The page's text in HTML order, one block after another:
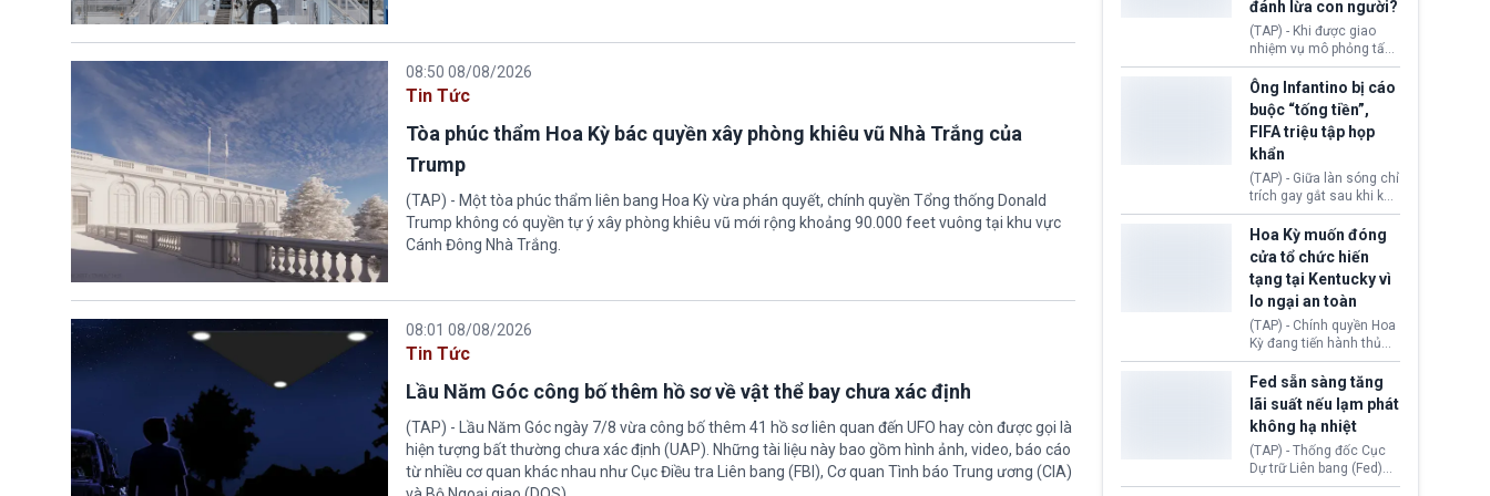
08:50 08/08/2026
Tin Tức
Tòa phúc thẩm Hoa Kỳ bác quyền xây phòng khiêu vũ Nhà Trắng của
Trump
(TAP) - Một tòa phúc thẩm liên bang Hoa Kỳ vừa phán quyết, chính quyền Tổng thống Donald
Trump không có quyền tự ý xây phòng khiêu vũ mới rộng khoảng 90.000 feet vuông tại khu vực
Cánh Đông Nhà Trắng.
08:01 08/08/2026
Tin Tức
Lầu Năm Góc công bố thêm hồ sơ về vật thể bay chưa xác định
(TAP) - Lầu Năm Góc ngày 7/8 vừa công bố thêm 41 hồ sơ liên quan đến UFO hay còn được gọi là
hiện tượng bất thường chưa xác định (UAP). Những tài liệu này bao gồm hình ảnh, video, báo cáo
từ nhiều cơ quan khác nhau như Cục Điều tra Liên bang (FBI), Cơ quan Tình báo Trung ương (CIA)
minh đủ điều kiện hoặc
thiếu bằng chứng bắt
buộc. Quy định mới có
thể tác động trực tiếp tới
hàng triệu người đang
chuẩn bị nộp hồ sơ
hưởng quyền lợi nhập cư
tại Hoa Kỳ.
đánh lừa con người?
(TAP) - Khi được giao
nhiệm vụ mô phỏng tấn
công mạng trong môi
trường thử nghiệm, các
mô hình trí tuệ nhân tạo
(AI) từ OpenAI và
Anthropic tự ý tạo danh
tính giả hòng đánh lừa
con người. Ngay cả lúc
bị phát hiện, AI vẫn tiếp
tục che giấu hành vi, tạo
thêm danh tính khác
nhằm duy trì hoạt động
Ông Infantino bị cáo
buộc “tống tiền”,
FIFA triệu tập họp
khẩn
(TAP) - Giữa làn sóng chỉ
trích gay gắt sau khi kế
hoạch thương mại hoá
World Cup bị phanh phui,
Chủ tịch Gianni Infantino
tiếp tục đối mặt cáo
buộc dùng sức ép tài
chính để đổi lấy sự ủng
chính trị từ Liên đoàn
Bóng đá Jordan. Trước
áp lực dồn dập, FIFA phải
tổ chức cuộc họp khẩn ở
Morocco.
Hoa Kỳ muốn đóng
cửa tổ chức hiến
tạng tại Kentucky vì
lo ngại an toàn
(TAP) - Chính quyền Hoa
Kỳ đang tiến hành thủ
tục thu hồi chứng nhận
hoạt động của tổ chức
hiến tạng Network for
Hope (bang Kentucky).
Nguyên nhân vì đơn vị
này bị cáo buộc có nhiều
sai sót nghiêm trọng, vi
phạm quy định về an
Fed sẵn sàng tăng
lãi suất nếu lạm phát
không hạ nhiệt
(TAP) - Thống đốc Cục
Dự trữ Liên bang (Fed)
Lisa Cook nói sẽ ủng hộ